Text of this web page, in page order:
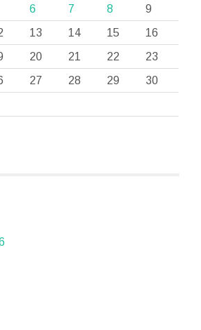
6 7 8
9
13 14 15
16
20 21 22
23
27 28 29
30